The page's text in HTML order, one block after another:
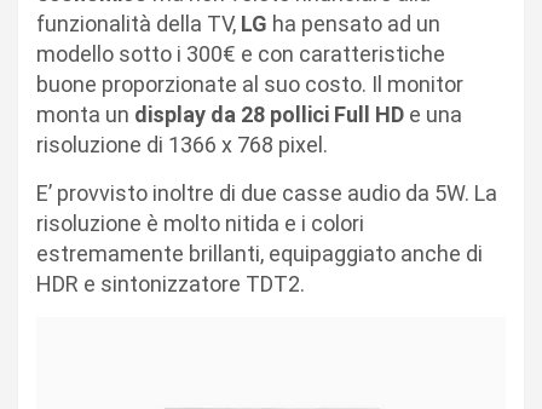
funzionalità della TV, LG ha pensato ad un
modello sotto i 300€ e con caratteristiche
buone proporzionate al suo costo. Il monitor
monta un display da 28 pollici Full HD e una
risoluzione di 1366 x 768 pixel.
E’ provvisto inoltre di due casse audio da 5W. La
risoluzione è molto nitida e i colori
estremamente brillanti, equipaggiato anche di
HDR e sintonizzatore TDT2.